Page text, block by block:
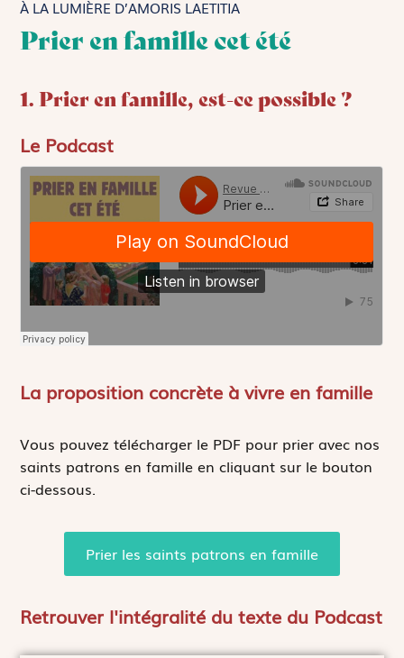
À LA LUMIÈRE D’AMORIS LAETITIA
Prier en famille cet été
1. Prier en famille, est-ce possible ?
Le Podcast
La proposition concrète à vivre en famille
Vous pouvez télécharger le PDF pour prier avec nos
saints patrons en famille en cliquant sur le bouton
ci-dessous.
Prier les saints patrons en famille
Retrouver l'intégralité du texte du Podcast